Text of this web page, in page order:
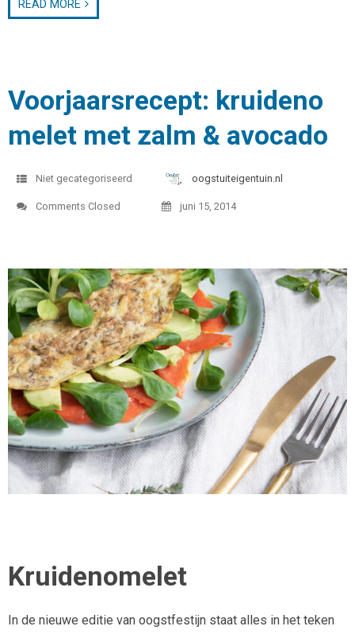
READ MORE
Voorjaarsrecept: kruideno
melet met zalm & avocado
Niet gecategoriseerd oogstuiteigentuin.nl
Comments Closed juni 15, 2014
Kruidenomelet
In de nieuwe editie van oogstfestijn staat alles in het teken